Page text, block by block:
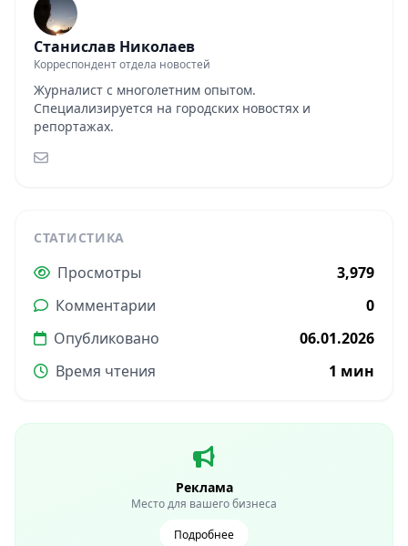
Станислав Николаев
Корреспондент отдела новостей
Журналист с многолетним опытом.
Специализируется на городских новостях и
репортажах.
СТАТИСТИКА
Просмотры
3,979
Комментарии
0
Опубликовано
06.01.2026
Время чтения
1 мин
Реклама
Место для вашего бизнеса
Подробнее